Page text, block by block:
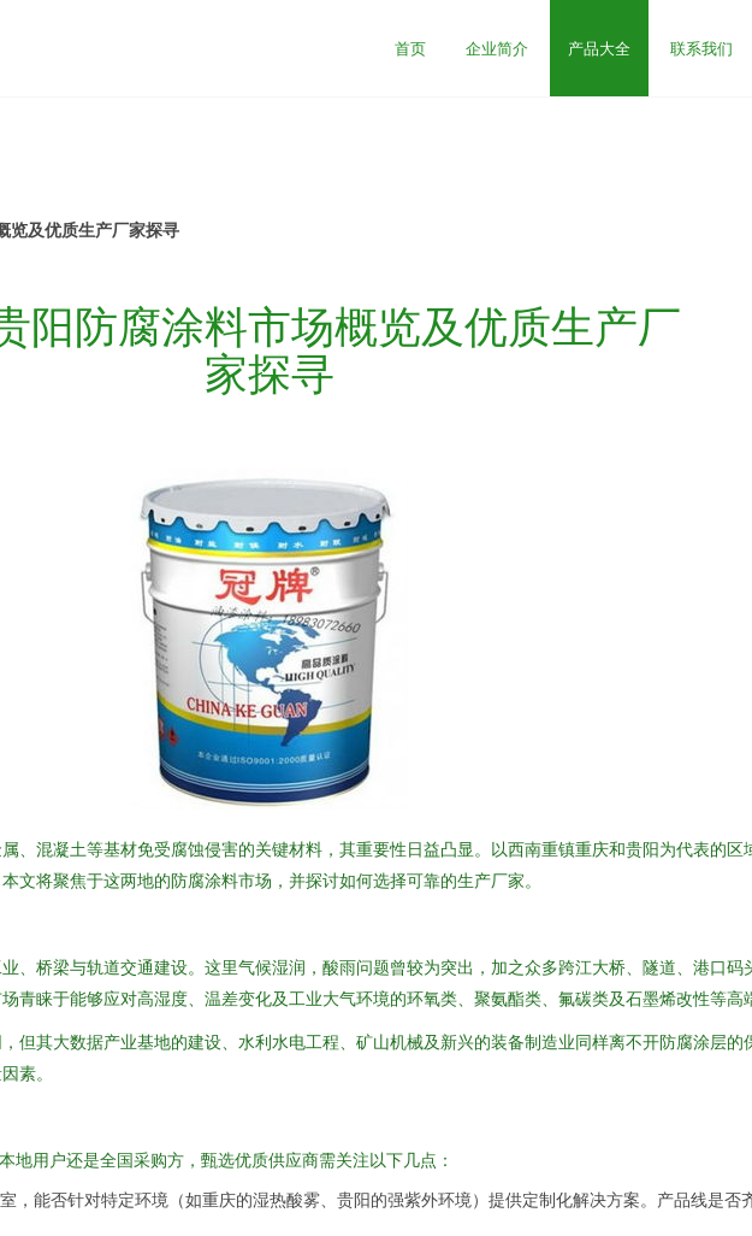
首页 企业简介 产品大全 联系我们
览及优质生产厂家探寻
阳防腐涂料市场概览及优质生产厂
家探寻
、混凝土等基材免受腐蚀侵害的关键材料，其重要性日益凸显。以西南重镇重庆和贵阳为代表的
将聚焦于这两地的防腐涂料市场，并探讨如何选择可靠的生产厂家。
、桥梁与轨道交通建设。这里气候湿润，酸雨问题曾较为突出，加之众多跨江大桥、隧道、港口码
青睐于能够应对高湿度、温差变化及工业大气环境的环氧类、聚氨酯类、氟碳类及石墨烯改性等高
但其大数据产业基地的建设、水利水电工程、矿山机械及新兴的装备制造业同样离不开防腐涂层的
素。
地用户还是全国采购方，甄选优质供应商需关注以下几点：
，能否针对特定环境（如重庆的湿热酸雾、贵阳的强紫外环境）提供定制化解决方案。产品线是否